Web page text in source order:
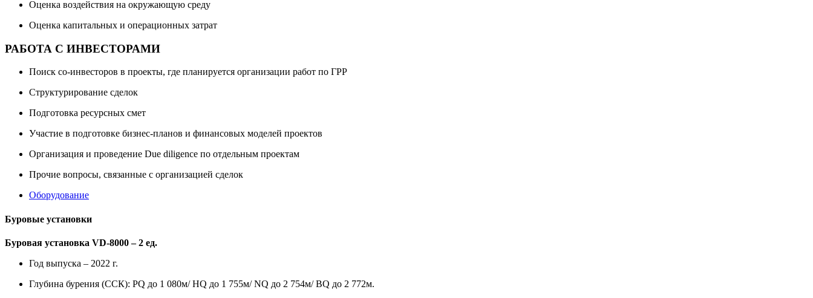
Оценка воздействия на окружающую среду
Оценка капитальных и операционных затрат
РАБОТА С ИНВЕСТОРАМИ
Поиск со-инвесторов в проекты, где планируется организации работ по ГРР
Структурирование сделок
Подготовка ресурсных смет
Участие в подготовке бизнес-планов и финансовых моделей проектов
Организация и проведение Due diligence по отдельным проектам
Прочие вопросы, связанные с организацией сделок
Оборудование
Буровые установки
Буровая установка VD-8000 – 2 ед.
Год выпуска – 2022 г.
Глубина бурения (ССК): PQ до 1 080м/ HQ до 1 755м/ NQ до 2 754м/ BQ до 2 772м.